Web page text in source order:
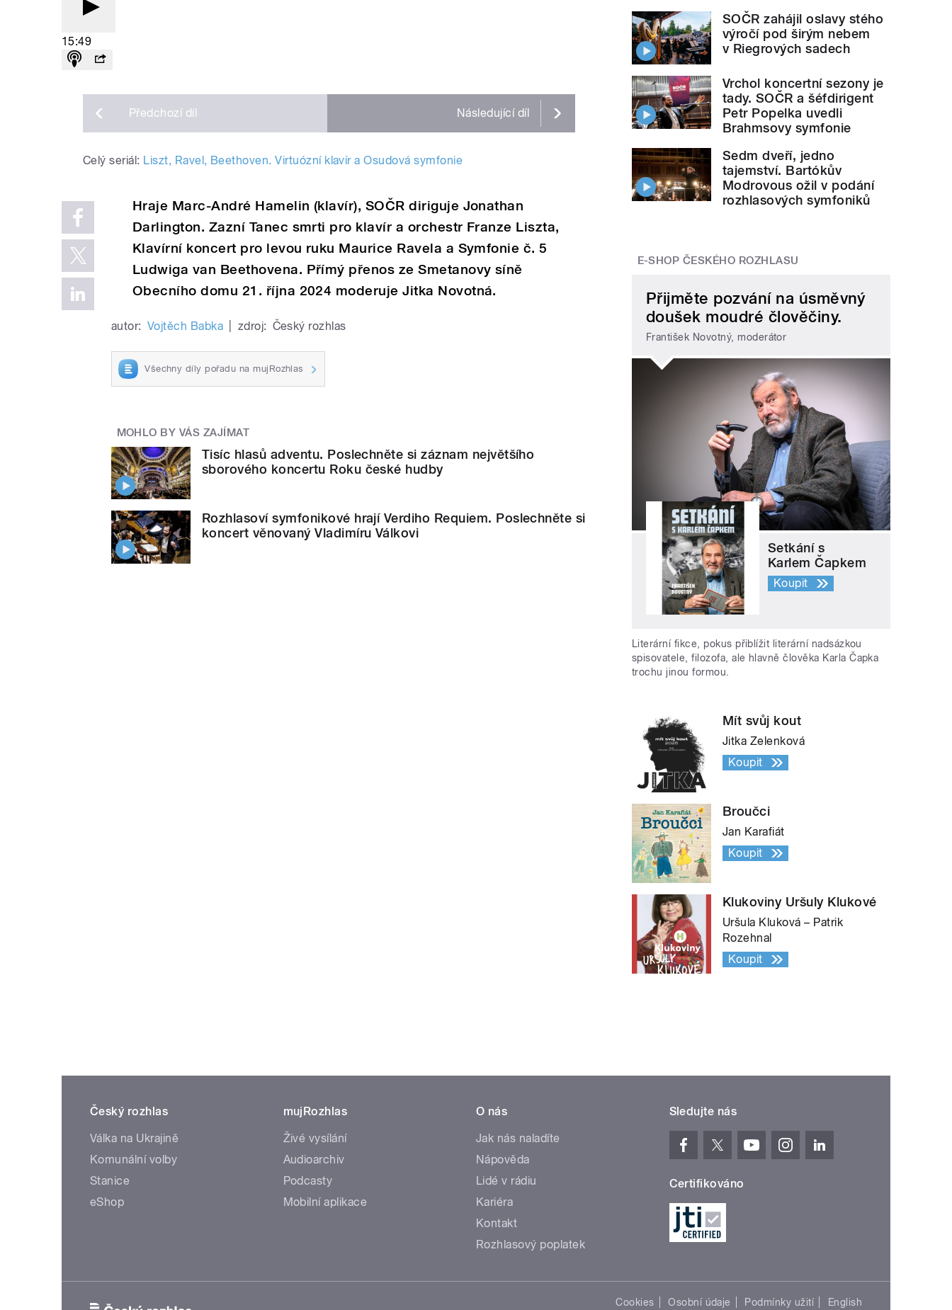
15:49
Předchozí díl Následující díl
Celý seriál: Liszt, Ravel, Beethoven. Virtuózní klavír a Osudová symfonie
Hraje Marc-André Hamelin (klavír), SOČR diriguje Jonathan
Darlington. Zazní Tanec smrti pro klavír a orchestr Franze Liszta,
Klavírní koncert pro levou ruku Maurice Ravela a Symfonie č. 5
Ludwiga van Beethovena. Přímý přenos ze Smetanovy síně
Obecního domu 21. října 2024 moderuje Jitka Novotná.
autor: Vojtěch Babka zdroj: Český rozhlas
Všechny díly pořadu na mujRozhlas
MOHLO BY VÁS ZAJÍMAT
Tisíc hlasů adventu. Poslechněte si záznam největšího
sborového koncertu Roku české hudby
Rozhlasoví symfonikové hrají Verdiho Requiem. Poslechněte si
koncert věnovaný Vladimíru Válkovi
SOČR zahájil oslavy stého
výročí pod širým nebem
v Riegrových sadech
Vrchol koncertní sezony je
tady. SOČR a šéfdirigent
Petr Popelka uvedli
Brahmsovy symfonie
Sedm dveří, jedno
tajemství. Bartókův
Modrovous ožil v podání
rozhlasových symfoniků
E-SHOP ČESKÉHO ROZHLASU
Přijměte pozvání na úsměvný
doušek moudré člověčiny.
František Novotný, moderátor
Setkání s
Karlem Čapkem
Koupit
Literární fikce, pokus přiblížit literární nadsázkou
spisovatele, filozofa, ale hlavně člověka Karla Čapka
trochu jinou formou.
Mít svůj kout
Jitka Zelenková
Koupit
Broučci
Jan Karafiát
Koupit
Klukoviny Uršuly Klukové
Uršula Kluková – Patrik
Rozehnal
Koupit
Český rozhlas
Válka na Ukrajině
Komunální volby
Stanice
eShop
mujRozhlas
Živé vysílání
Audioarchiv
Podcasty
Mobilní aplikace
O nás
Jak nás naladíte
Nápověda
Lidé v rádiu
Kariéra
Kontakt
Rozhlasový poplatek
Sledujte nás
Certifikováno
Cookies Osobní údaje Podmínky užití English